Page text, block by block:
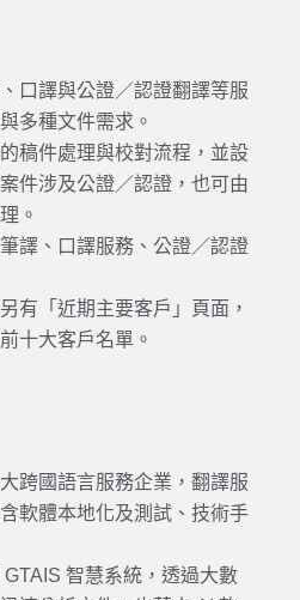
口譯與公證／認證翻譯等服
多種文件需求。
稿件處理與校對流程，並設
件涉及公證／認證，也可由
。
譯、口譯服務、公證／認證
有「近期主要客戶」頁面，
十大客戶名單。
跨國語言服務企業，翻譯服
軟體本地化及測試、技術手
智慧系統，透過大數